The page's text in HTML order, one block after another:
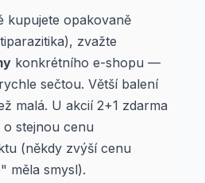
kupujete opakovaně
zvažte
konkrétního e-shopu —
sečtou. Větší balení
malá. U akcií 2+1 zdarma
stejnou cenu
(někdy zvýší cenu
měla smysl).